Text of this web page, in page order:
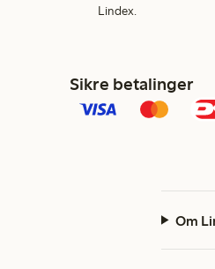
Lindex.
Sikre betalinger
Om